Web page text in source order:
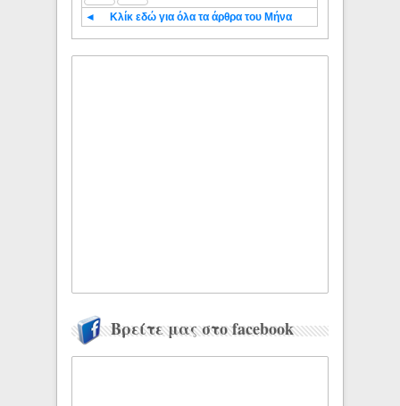
◄ Κλίκ εδώ για όλα τα άρθρα του Μήνα
Βρείτε μας στο facebook